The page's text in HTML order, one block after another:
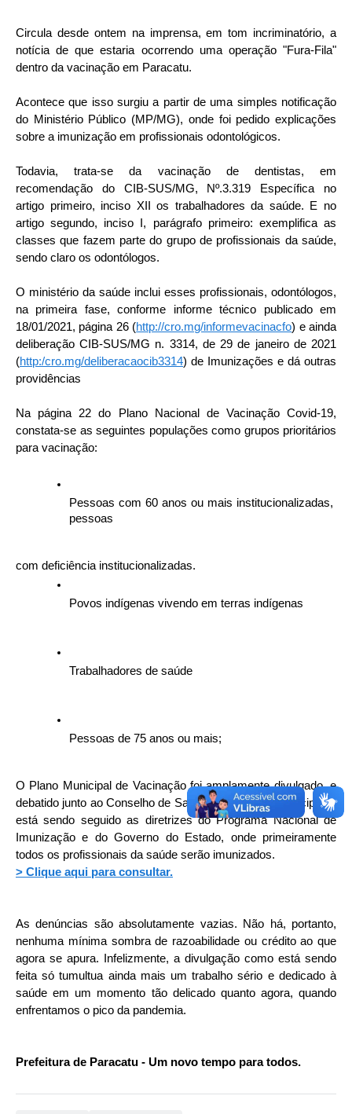
Circula desde ontem na imprensa, em tom incriminatório, a
notícia de que estaria ocorrendo uma operação "Fura-Fila"
dentro da vacinação em Paracatu.
Acontece que isso surgiu a partir de uma simples notificação
do Ministério Público (MP/MG), onde foi pedido explicações
sobre a imunização em profissionais odontológicos.
Todavia, trata-se da vacinação de dentistas, em
recomendação do CIB-SUS/MG, Nº.3.319 Específica no
artigo primeiro, inciso XII os trabalhadores da saúde. E no
artigo segundo, inciso I, parágrafo primeiro: exemplifica as
classes que fazem parte do grupo de profissionais da saúde,
sendo claro os odontólogos.
O ministério da saúde inclui esses profissionais, odontólogos,
na primeira fase, conforme informe técnico publicado em
18/01/2021, página 26 (http://cro.mg/informevacinacfo) e ainda
deliberação CIB-SUS/MG n. 3314, de 29 de janeiro de 2021
(http:/cro.mg/deliberacaocib3314) de Imunizações e dá outras
providências
Na página 22 do Plano Nacional de Vacinação Covid-19,
constata-se as seguintes populações como grupos prioritários
para vacinação:
Pessoas com 60 anos ou mais institucionalizadas,
pessoas
com deficiência institucionalizadas.
Povos indígenas vivendo em terras indígenas
Trabalhadores de saúde
Pessoas de 75 anos ou mais;
O Plano Municipal de Vacinação foi amplamente divulgado, e
debatido junto ao Conselho de Saúde e a Câmara Municipal, e
está sendo seguido as diretrizes do Programa Nacional de
Imunização e do Governo do Estado, onde primeiramente
todos os profissionais da saúde serão imunizados.
> Clique aqui para consultar.
As denúncias são absolutamente vazias. Não há, portanto,
nenhuma mínima sombra de razoabilidade ou crédito ao que
agora se apura. Infelizmente, a divulgação como está sendo
feita só tumultua ainda mais um trabalho sério e dedicado à
saúde em um momento tão delicado quanto agora, quando
enfrentamos o pico da pandemia.
Prefeitura de Paracatu - Um novo tempo para todos.